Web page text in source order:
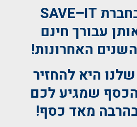
SAVE–IT
עבורך חינם
היא להחזיר
שמגיע לכם
מאד כסף!